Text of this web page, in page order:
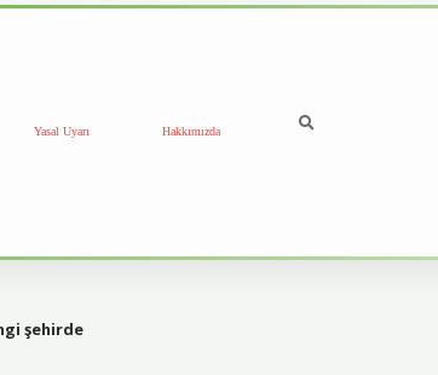
Yasal Uyarı Hakkımızda
şehirde